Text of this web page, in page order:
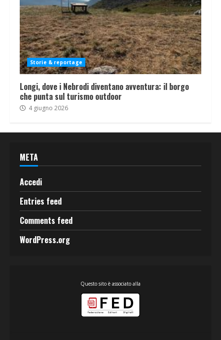
Storie & reportage
Longi, dove i Nebrodi diventano avventura: il borgo
che punta sul turismo outdoor
4 giugno 2026
META
Accedi
Entries feed
Comments feed
WordPress.org
Questo sito è associato alla